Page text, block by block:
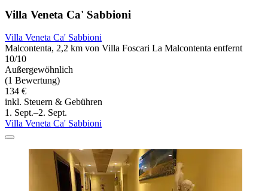
Villa Veneta Ca' Sabbioni
Villa Veneta Ca' Sabbioni
Malcontenta, 2,2 km von Villa Foscari La Malcontenta entfernt
10/10
Außergewöhnlich
(1 Bewertung)
134 €
inkl. Steuern & Gebühren
1. Sept.–2. Sept.
Villa Veneta Ca' Sabbioni